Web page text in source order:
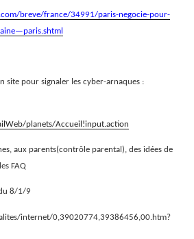
breve/france/34991/paris-negocie-pour-
site pour signaler les cyber-arnaques :
planets/Accueil!input.action
aux parents(contrôle parental), des idées de
FAQ
8/1/9
internet/0,39020774,39386456,00.htm?